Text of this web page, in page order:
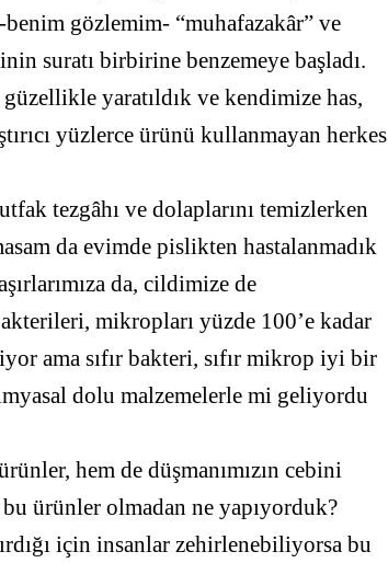
gözlemim- “muhafazakâr” ve
suratı birbirine benzemeye başladı.
yaratıldık ve kendimize has,
yüzlerce ürünü kullanmayan herkes
tezgâhı ve dolaplarını temizlerken
da evimde pislikten hastalanmadık
da, cildimize de
mikropları yüzde 100’e kadar
ama sıfır bakteri, sıfır mikrop iyi bir
dolu malzemelerle mi geliyordu
hem de düşmanımızın cebini
ürünler olmadan ne yapıyorduk?
için insanlar zehirlenebiliyorsa bu